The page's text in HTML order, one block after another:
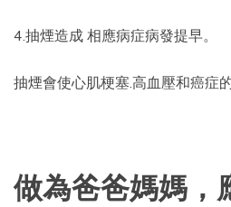
4.抽煙造成 相應病症病發提早。
抽煙會使心肌梗塞.高血壓和癌症
做為爸爸媽媽，